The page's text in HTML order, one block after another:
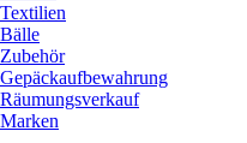
Textilien
Bälle
Zubehör
Gepäckaufbewahrung
Räumungsverkauf
Marken